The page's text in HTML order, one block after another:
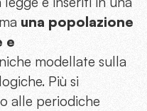
una popolazione
e
modellate sulla
Più si
alle periodiche